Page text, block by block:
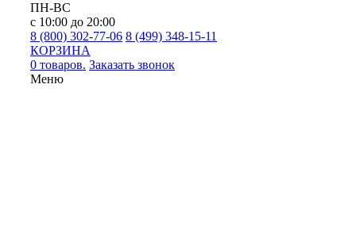
ПН-ВС
с 10:00 до 20:00
8 (800) 302-77-06 8 (499) 348-15-11
КОРЗИНА
0 товаров. Заказать звонок
Меню